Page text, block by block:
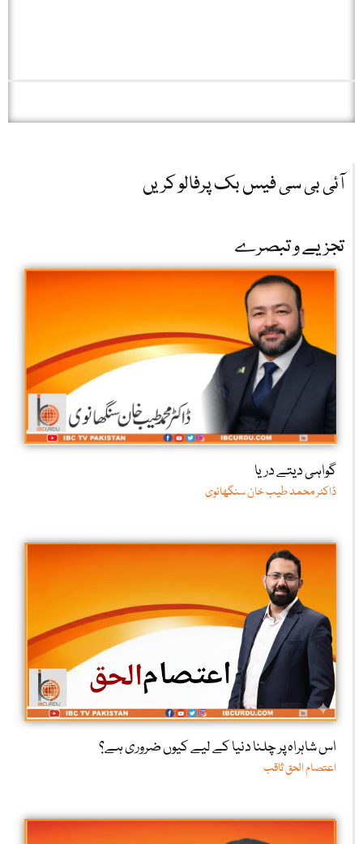
آئی بی سی فیس بک پرفالو کریں
تجزیے و تبصرے
گواہی دیتے دریا
ڈاکٹر محمد طیب خان سنگھانوی
اس شاہراہ پر چلنا دنیا کے لیے کیوں ضروری ہے؟
اعتصام الحق ثاقب